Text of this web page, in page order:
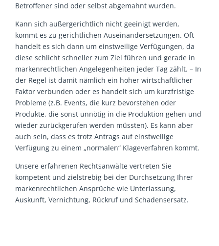
Betroffener sind oder selbst abgemahnt wurden.
Kann sich außergerichtlich nicht geeinigt werden,
kommt es zu gerichtlichen Auseinandersetzungen. Oft
handelt es sich dann um einstweilige Verfügungen, da
diese schlicht schneller zum Ziel führen und gerade in
markenrechtlichen Angelegenheiten jeder Tag zählt. – In
der Regel ist damit nämlich ein hoher wirtschaftlicher
Faktor verbunden oder es handelt sich um kurzfristige
Probleme (z.B. Events, die kurz bevorstehen oder
Produkte, die sonst unnötig in die Produktion gehen und
wieder zurückgerufen werden müssten). Es kann aber
auch sein, dass es trotz Antrags auf einstweilige
Verfügung zu einem „normalen“ Klageverfahren kommt.
Unsere erfahrenen Rechtsanwälte vertreten Sie
kompetent und zielstrebig bei der Durchsetzung Ihrer
markenrechtlichen Ansprüche wie Unterlassung,
Auskunft, Vernichtung, Rückruf und Schadensersatz.